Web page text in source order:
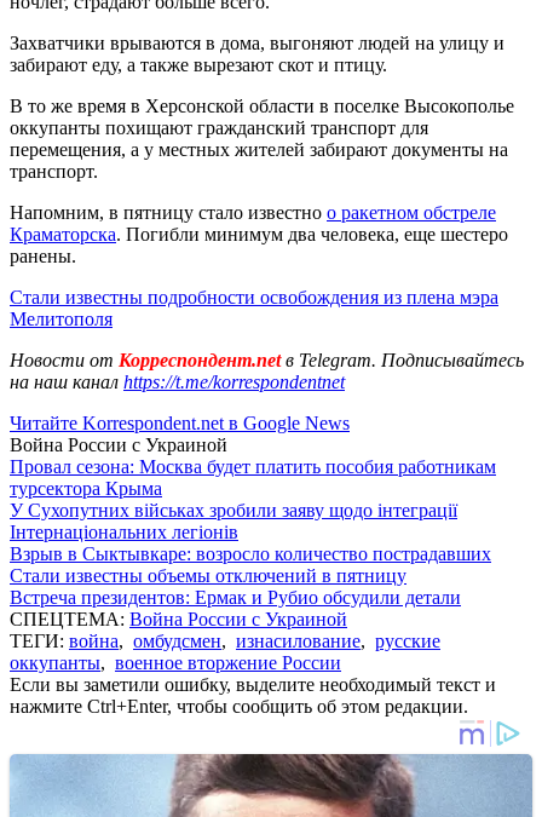
Захватчики врываются в дома, выгоняют людей на улицу и
забирают еду, а также вырезают скот и птицу.
В то же время в Херсонской области в поселке Высокополье
оккупанты похищают гражданский транспорт для
перемещения, а у местных жителей забирают документы на
транспорт.
Напомним, в пятницу стало известно о ракетном обстреле
Краматорска. Погибли минимум два человека, еще шестеро
ранены.
Стали известны подробности освобождения из плена мэра
Мелитополя
Новости от Корреспондент.netв Telegram. Подписывайтесь
на наш канал https://t.me/korrespondentnet
Читайте Korrespondent.net в Google News
Война России с Украиной
Провал сезона: Москва будет платить пособия работникам
турсектора Крыма
У Сухопутних військах зробили заяву щодо інтеграції
Інтернаціональних легіонів
Взрыв в Сыктывкаре: возросло количество пострадавших
Стали известны объемы отключений в пятницу
Встреча президентов: Ермак и Рубио обсудили детали
СПЕЦТЕМА: Война России с Украиной
ТЕГИ: война, омбудсмен, изнасилование, русские
оккупанты, военное вторжение России
Если вы заметили ошибку, выделите необходимый текст и
нажмите Ctrl+Enter, чтобы сообщить об этом редакции.